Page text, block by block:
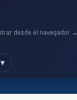
desde el navegador →